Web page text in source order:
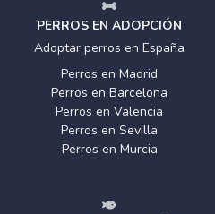
PERROS EN ADOPCIÓN
Adoptar perros en España
Perros en Madrid
Perros en Barcelona
Perros en Valencia
Perros en Sevilla
Perros en Murcia